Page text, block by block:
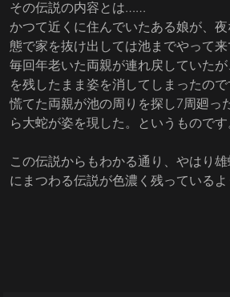
その伝説の内容とは……
かつて近くに住んでいたある娘が、
態で家を抜け出しては池までやって来
毎回年老いた両親が連れ戻していた
を残したまま姿を消してしまったので
慌てた両親が池の周りを探し7周廻っ
ら大蛇が姿を現した。というものです
この伝説からもわかる通り、やはり
にまつわる伝説が色濃く残っているよ